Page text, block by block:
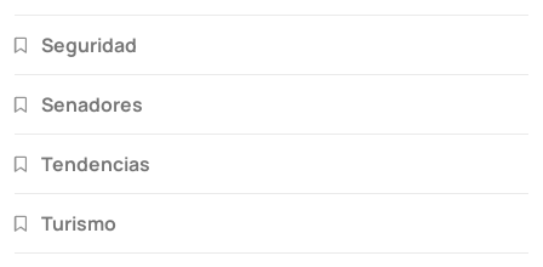
Seguridad
Senadores
Tendencias
Turismo